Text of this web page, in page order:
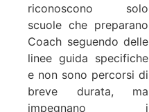
riconoscono solo
scuole che preparano
Coach seguendo delle
linee guida specifiche
e non sono percorsi di
breve durata, ma
impegnano i